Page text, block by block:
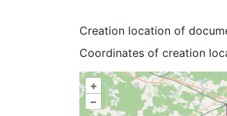
Creation location of
Coordinates of creation
+
–